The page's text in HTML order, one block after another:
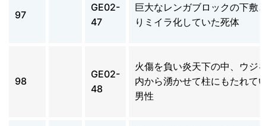
97
GE02-
47
巨大なレンガブロックの下敷
りミイラ化していた死体
98
GE02-
48
火傷を負い炎天下の中、ウジ
内から湧かせて柱にもたれて
男性